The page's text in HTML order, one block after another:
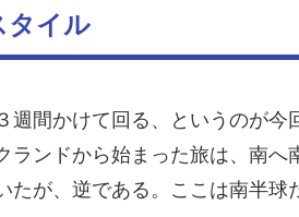
タイル
週間かけて回る、というのが
ランドから始まった旅は、南
たが、逆である。ここは南半球